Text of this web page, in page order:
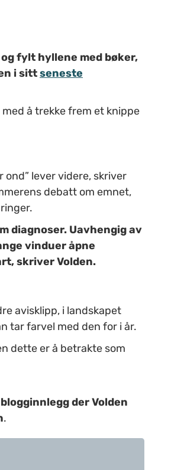
fylt hyllene med bøker,
i sittseneste
å trekke frem et knippe
lever videre, skriver
debatt om emnet,
diagnoser. Uavhengig av
vinduer åpne
skriver Volden.
avisklipp, i landskapet
tar farvel med den for i år.
dette er å betrakte som
der Volden
.